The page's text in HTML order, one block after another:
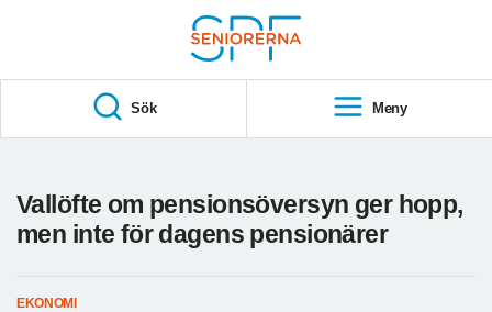
S
A
Sök Meny
Vallöfte om pensionsöversyn ger hopp,
men inte för dagens pensionärer
EKONOMI